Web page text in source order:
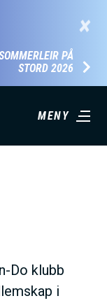
PÅ
STORD 2026
×
MENY
Do klubb
i